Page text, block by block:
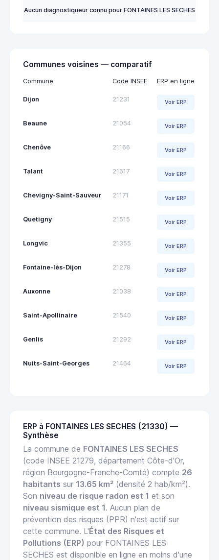
Aucun diagnostiqueur connu pour FONTAINES LES SECHES
Communes voisines — comparatif
Commune Code INSEE ERP en ligne
Dijon 21231 Voir ERP
Beaune 21054 Voir ERP
Chenôve 21166 Voir ERP
Talant 21617 Voir ERP
Chevigny-Saint-Sauveur 21171 Voir ERP
Quetigny 21515 Voir ERP
Longvic 21355 Voir ERP
Fontaine-lès-Dijon 21278 Voir ERP
Auxonne 21038 Voir ERP
Saint-Apollinaire 21540 Voir ERP
Genlis 21292 Voir ERP
Nuits-Saint-Georges 21464 Voir ERP
ERP à FONTAINES LES SECHES (21330) —
Synthèse
La commune de FONTAINES LES SECHES
(code INSEE 21279, département Côte-d'Or,
région Bourgogne-Franche-Comté) compte 26
habitants sur 13.65 km² (densité 2 hab/km²).
Son niveau de risque radon est 1 et son
niveau sismique est 1. Aucun plan de
prévention des risques (PPR) n'est actif sur
cette commune. L'État des Risques et
Pollutions (ERP) pour FONTAINES LES
SECHES est disponible en ligne en moins d'une